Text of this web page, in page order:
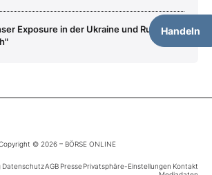
Handeln
Exposure in der Ukraine und Russland
© 2026 – BÖRSE ONLINE
DatenschutzAGB PressePrivatsphäre-Einstellungen Kontakt